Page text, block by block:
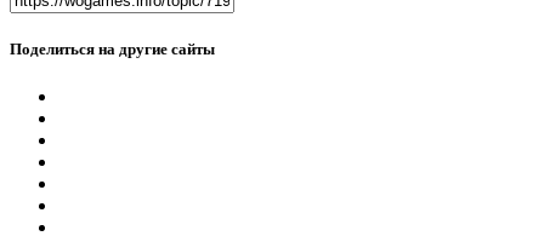
Поделиться на другие сайты